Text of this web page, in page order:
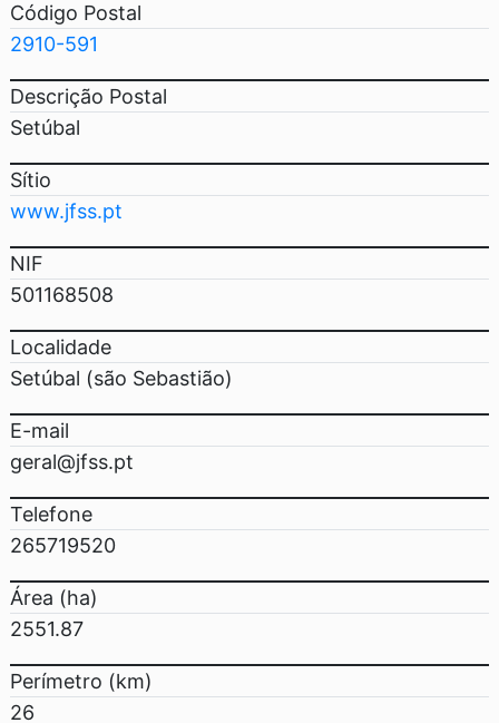
Código Postal
2910-591
Descrição Postal
Setúbal
Sítio
www.jfss.pt
NIF
501168508
Localidade
Setúbal (são Sebastião)
E-mail
geral@jfss.pt
Telefone
265719520
Área (ha)
2551.87
Perímetro (km)
26